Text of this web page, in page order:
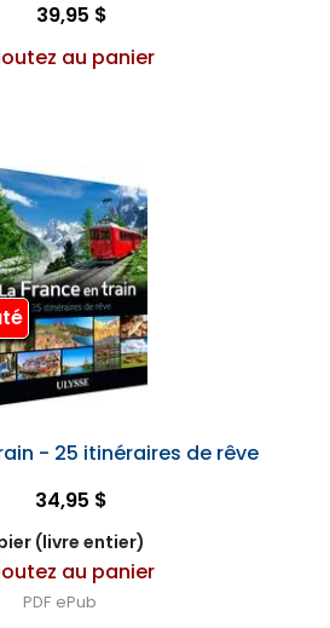
39,95 $
au panier
- 25 itinéraires de rêve
34,95 $
(livre entier)
au panier
PDF ePub